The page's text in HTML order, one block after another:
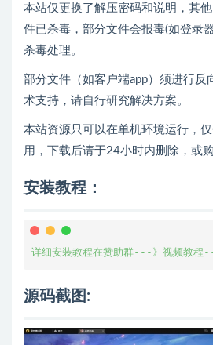
本站仅更换了解压密码和说明，其
件已杀毒，部分文件会报毒(如登录
杀毒处理。
部分文件（如客户端app）须进行反
术支持，请自行研究解决方案。
本站资源只可以在单机环境运行，
用，下载后请于24小时内删除，或购
安装教程：
详细安装教程在赞助群---》视频教程
源码截图: